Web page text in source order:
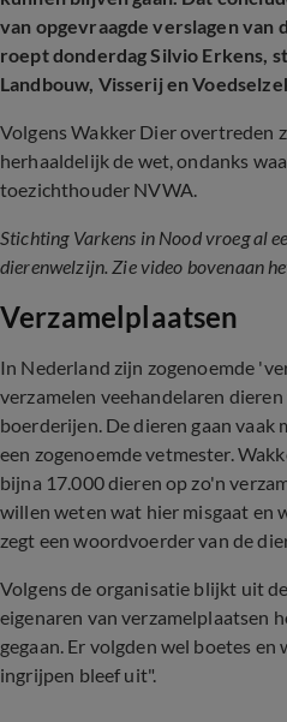
van opgevraagde verslagen van
roept donderdag Silvio Erkens,
Landbouw, Visserij en
Volgens Wakker Dier overtreden
herhaaldelijk de wet, ondanks
toezichthouder NVWA.
Stichting Varkens in Nood vroeg al
dierenwelzijn. Zie video bovenaan
Verzamelplaatsen
In Nederland zijn zogenoemde
verzamelen veehandelaren
boerderijen. De dieren gaan vaak
een zogenoemde vetmester.
bijna 17.000 dieren op zo'n
willen weten wat hier misgaat en
zegt een woordvoerder van de
Volgens de organisatie blijkt uit
eigenaren van verzamelplaatsen
gegaan. Er volgden wel boetes
ingrijpen bleef uit".